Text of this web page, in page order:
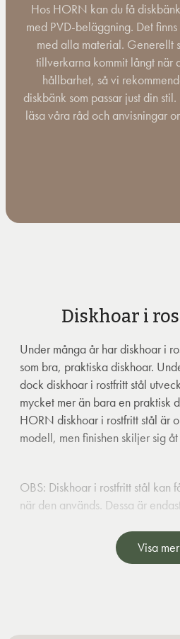
Hos HORN kan du få
med PVD-beläggning. Det
med alla material. Generellt
tillverkarna kommit långt när
hållbarhet, så vi
diskbänk som passar just din
läsa våra råd och anvisningar
Diskhoar i
Under många år har diskhoar i
som bra, praktiska diskhoar.
dock diskhoar i rostfritt stål
mycket mer än bara en praktisk
HORN diskhoar i rostfritt stål är
modell, men finishen skiljer sig
OBS: Diskhoar i rostfritt stål kan
när den används. Dessa är
Visa mer